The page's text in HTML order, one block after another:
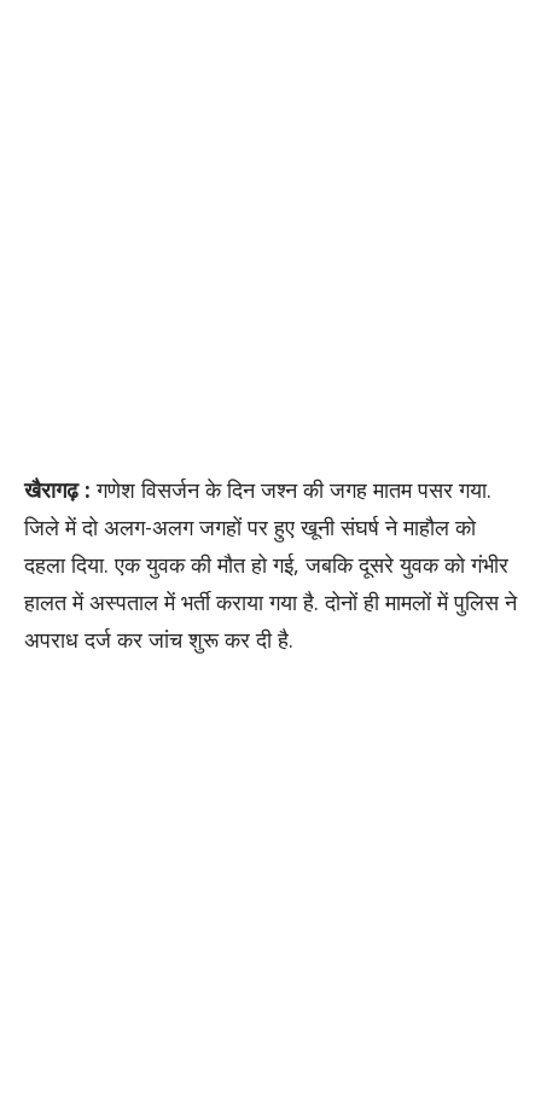
खैरागढ़ : गणेश विसर्जन के दिन जश्न की जगह मातम पसर गया.
जिले में दो अलग-अलग जगहों पर हुए खूनी संघर्ष ने माहौल को
दहला दिया. एक युवक की मौत हो गई, जबकि दूसरे युवक को गंभीर
हालत में अस्पताल में भर्ती कराया गया है. दोनों ही मामलों में पुलिस ने
अपराध दर्ज कर जांच शुरू कर दी है.